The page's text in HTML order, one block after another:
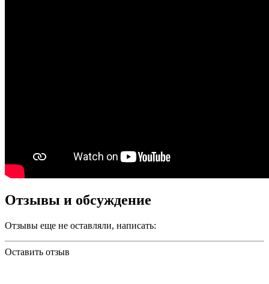
Отзывы и обсуждение
Отзывы еще не оставляли, написать:
Оставить отзыв